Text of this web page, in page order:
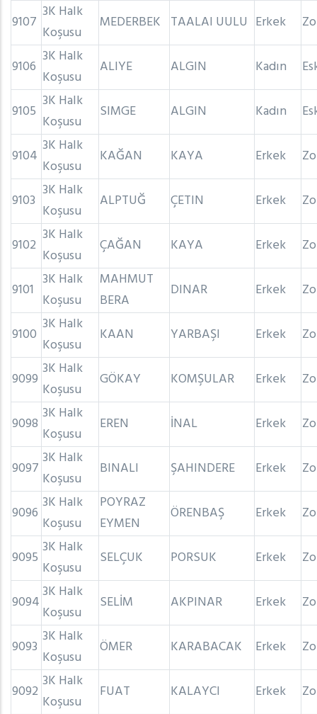
9107
3K Halk
Koşusu
MEDERBEK TAALAI UULU Erkek
9106
3K Halk
Koşusu
ALIYE ALGIN Kadın
9105
3K Halk
Koşusu
SIMGE ALGIN Kadın
9104
3K Halk
Koşusu
KAĞAN KAYA Erkek
9103
3K Halk
Koşusu
ALPTUĞ ÇETIN Erkek
9102
3K Halk
Koşusu
ÇAĞAN KAYA Erkek
9101
3K Halk
Koşusu
MAHMUT
BERA
DINAR Erkek
9100
3K Halk
Koşusu
KAAN YARBAŞI Erkek
9099
3K Halk
Koşusu
GÖKAY KOMŞULAR Erkek
9098
3K Halk
Koşusu
EREN İNAL Erkek
9097
3K Halk
Koşusu
BINALI ŞAHINDERE Erkek
9096
3K Halk
Koşusu
POYRAZ
EYMEN
ÖRENBAŞ Erkek
9095
3K Halk
Koşusu
SELÇUK PORSUK Erkek
9094
3K Halk
Koşusu
SELİM AKPINAR Erkek
9093
3K Halk
Koşusu
ÖMER KARABACAK Erkek
9092
3K Halk
Koşusu
FUAT KALAYCI Erkek